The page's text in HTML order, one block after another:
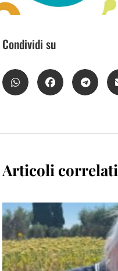
Condividi su
Articoli correlati